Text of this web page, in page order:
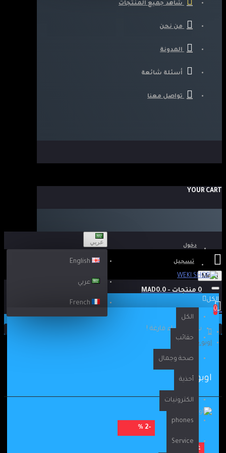
شاهد جميع المنتجات
من نحن
المدونة
أسئلة شائعة
تواصل معنا
YOUR CART
دخول
تسجيل
عربي
English
عربي
French
Menu
0 منتجات - MAD0.0
0
سلة الشراء فارغة !
الكل
الكل
حقائب
صحة وجمال
أحذية
الكترونيات
phones
Service
اوبو A15
اوبو A15
-2 %
غير متوفر